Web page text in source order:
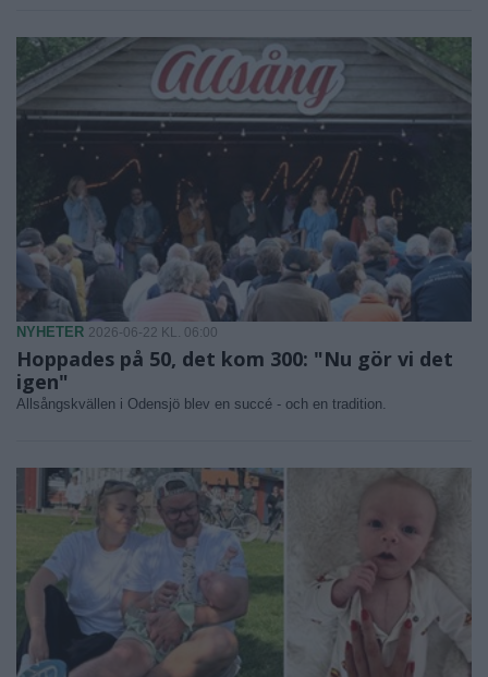
NYHETER 2026-06-22 KL. 06:00
Hoppades på 50, det kom 300: "Nu gör vi det
igen"
Allsångskvällen i Odensjö blev en succé - och en tradition.